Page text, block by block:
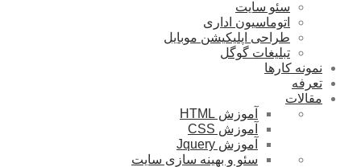
سئو سایت
اتوماسیون اداری
طراحی اپلیکیشن موبایل
تبلیغات گوگل
نمونه کارها
تعرفه
مقالات
آموزش HTML
آموزش CSS
آموزش Jquery
سئو و بهینه سازی سایت